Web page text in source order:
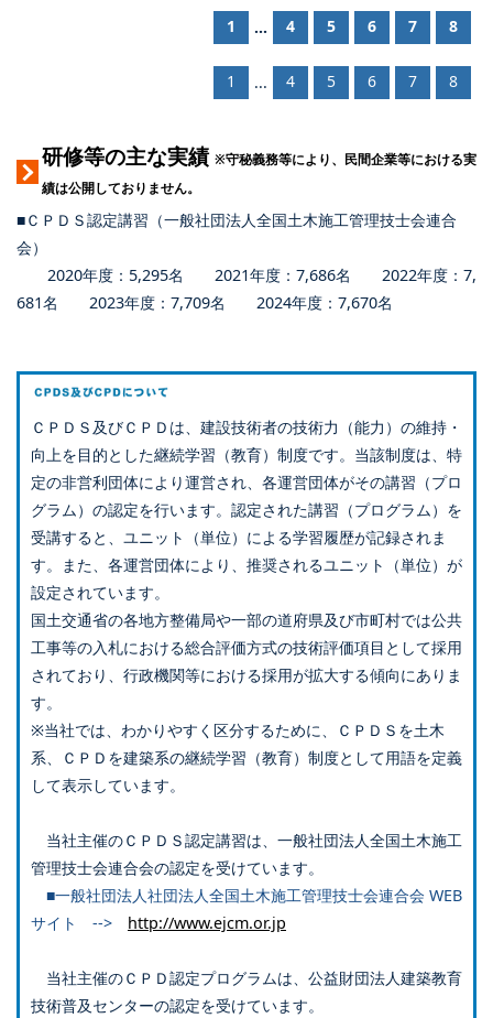
1 ... 4 5 6 7 8
1 ... 4 5 6 7 8
研修等の主な実績 ※守秘義務等により、民間企業等における実
績は公開しておりません。
■ＣＰＤＳ認定講習（一般社団法人全国土木施工管理技士会連合
会）
2020年度：5,295名 2021年度：7,686名 2022年度：7,
681名 2023年度：7,709名 2024年度：7,670名
ＣＰＤＳ及びＣＰＤは、建設技術者の技術力（能力）の維持・
向上を目的とした継続学習（教育）制度です。当該制度は、特
定の非営利団体により運営され、各運営団体がその講習（プロ
グラム）の認定を行います。認定された講習（プログラム）を
受講すると、ユニット（単位）による学習履歴が記録されま
す。また、各運営団体により、推奨されるユニット（単位）が
設定されています。
国土交通省の各地方整備局や一部の道府県及び市町村では公共
工事等の入札における総合評価方式の技術評価項目として採用
されており、行政機関等における採用が拡大する傾向にありま
す。
※当社では、わかりやすく区分するために、ＣＰＤＳを土木
系、ＣＰＤを建築系の継続学習（教育）制度として用語を定義
して表示しています。
当社主催のＣＰＤＳ認定講習は、一般社団法人全国土木施工
管理技士会連合会の認定を受けています。
■一般社団法人社団法人全国土木施工管理技士会連合会 WEB
サイト --> http://www.ejcm.or.jp
当社主催のＣＰＤ認定プログラムは、公益財団法人建築教育
技術普及センターの認定を受けています。